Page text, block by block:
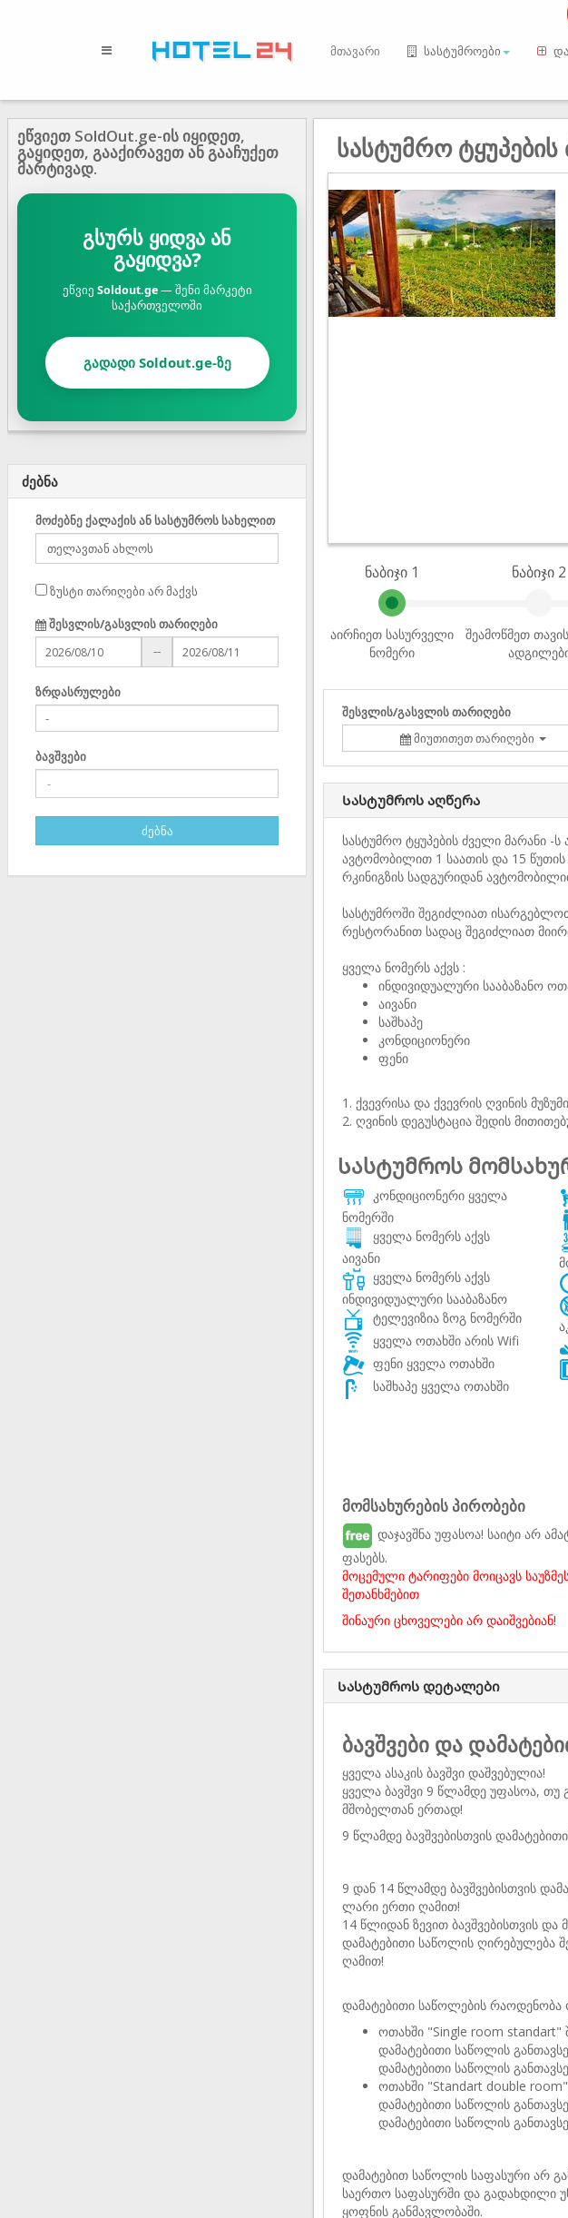
მთავარი სასტუმროები
ეწვიეთ SoldOut.ge-ის იყიდეთ,
გაყიდეთ, გააქირავეთ ან გააჩუქეთ
მარტივად.
გსურს ყიდვა ან
გაყიდვა?
ეწვიე Soldout.ge— შენი მარკეტი
საქართველოში
გადადი Soldout.ge-ზე
ძებნა
მოძებნე ქალაქის ან სასტუმროს სახელით
ზუსტი თარიღები არ მაქვს
შესვლის/გასვლის თარიღები
--
ზრდასრულები
ბავშვები
სასტუმრო
ნაბიჯი 1
აირჩიეთ სასურველი
ნომერი
ნაბიჯი 2
შეამოწმეთ
შესვლის/გასვლის თარიღები
მიუთითეთ თარიღები
Სასტუმროს აღწერა
სასტუმრო ტყუპების ძველი მარანი
ავტომობილით 1 საათის და 15
რკინიგზის სადგურიდან
სასტუმროში შეგიძლიათ
რესტორანით სადაც შეგიძლიათ
ყველა ნომერს აქვს :
ინდივიდუალური სააბაზანო
აივანი
საშხაპე
კონდიციონერი
ფენი
1. ქვევრისა და ქვევრის ღვინის
2. ღვინის დეგუსტაცია შედის
Სასტუმროს
კონდიციონერი ყველა
ნომერში
ყველა ნომერს აქვს
აივანი
ყველა ნომერს აქვს
ინდივიდუალური სააბაზანო
ტელევიზია ზოგ ნომერში
ყველა ოთახში არის Wifi
ფენი ყველა ოთახში
საშხაპე ყველა ოთახში
მომსახურების პირობები
დაჯავშნა უფასოა! საიტი არ
ფასებს.
მოცემული ტარიფები მოიცავს
შეთანხმებით
შინაური ცხოველები არ დაიშვებიან!
Სასტუმროს დეტალები
ბავშვები და
ყველა ასაკის ბავშვი დაშვებულია!
ყველა ბავშვი 9 წლამდე უფასოა, თუ
მშობელთან ერთად!
9 წლამდე ბავშვებისთვის
9 დან 14 წლამდე ბავშვებისთვის
ლარი ერთი ღამით!
14 წლიდან ზევით ბავშვებისთვის
დამატებითი საწოლის ღირებულება
ღამით!
დამატებითი საწოლების რაოდენობა
ოთახში "Single room
დამატებითი საწოლის
დამატებითი საწოლის
ოთახში "Standart double
დამატებითი საწოლის
დამატებითი საწოლის
დამატებით საწოლის საფასური არ
საერთო საფასურში და გადახდილი
ყოფნის განმავლობაში.